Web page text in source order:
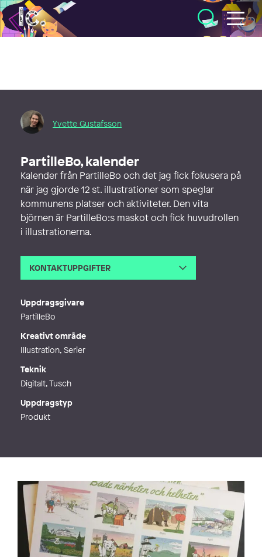
Illustratörcentrum
Yvette Gustafsson
PartilleBo, kalender
Kalender från PartilleBo och det jag fick fokusera på
när jag gjorde 12 st. illustrationer som speglar
kommunens platser och aktiviteter. Den vita
björnen är PartilleBo:s maskot och fick huvudrollen
i illustrationerna.
KONTAKTUPPGIFTER
Uppdragsgivare
PartilleBo
Kreativt område
Illustration, Serier
Teknik
Digitalt, Tusch
Uppdragstyp
Produkt